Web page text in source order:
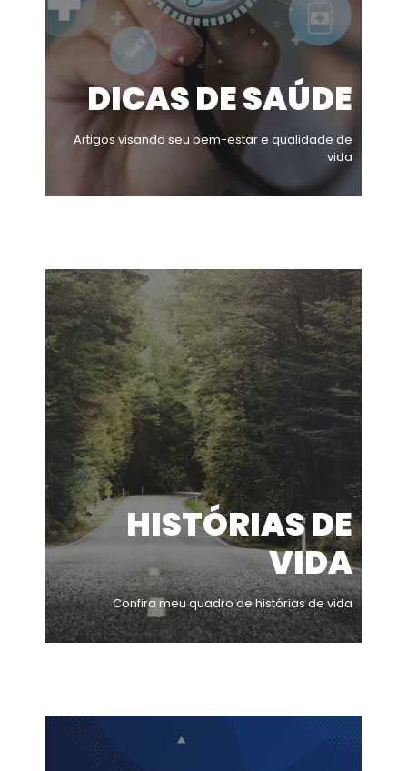
DICAS DE SAÚDE
Artigos visando seu bem-estar e qualidade de
vida
HISTÓRIAS DE
VIDA
Confira meu quadro de histórias de vida